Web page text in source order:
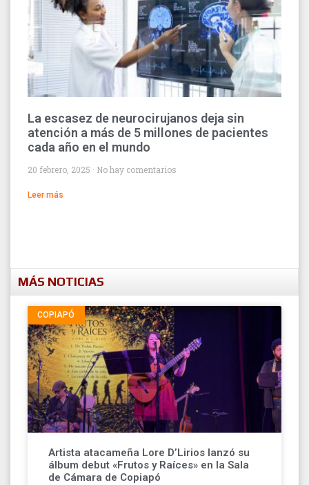
La escasez de neurocirujanos deja sin
atención a más de 5 millones de pacientes
cada año en el mundo
20 febrero, 2025 No hay comentarios
Leer más
MÁS NOTICIAS
COPIAPÓ
Artista atacameña Lore D’Lirios lanzó su
álbum debut «Frutos y Raíces» en la Sala
de Cámara de Copiapó